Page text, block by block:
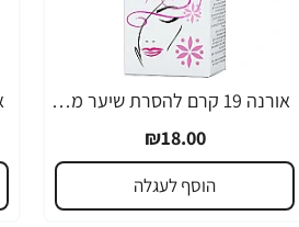
אורנה 19 קרם להסרת שיער מהפנים 80 גרם
₪18.00
הוסף לעגלה